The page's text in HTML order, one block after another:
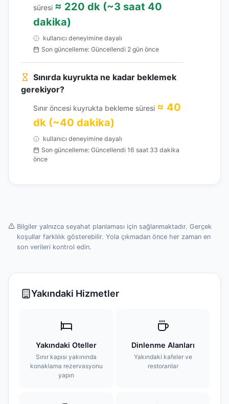
süresi ≈ 220 dk (~3 saat 40
dakika)
kullanıcı deneyimine dayalı
Son güncelleme: Güncellendi 2 gün önce
Sınırda kuyrukta ne kadar beklemek
gerekiyor?
Sınır öncesi kuyrukta bekleme süresi ≈ 40
dk (~40 dakika)
kullanıcı deneyimine dayalı
Son güncelleme: Güncellendi 16 saat 33 dakika
önce
Bilgiler yalnızca seyahat planlaması için sağlanmaktadır. Gerçek
koşullar farklılık gösterebilir. Yola çıkmadan önce her zaman en
son verileri kontrol edin.
Yakındaki Hizmetler
Yakındaki Oteller
Sınır kapısı yakınında
konaklama rezervasyonu
yapın
Dinlenme Alanları
Yakındaki kafeler ve
restoranlar